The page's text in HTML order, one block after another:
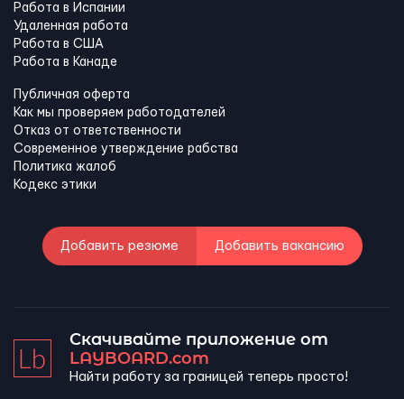
Работа в Испании
Удаленная работа
Работа в США
Работа в Канадe
Публичная оферта
Как мы проверяем работодателей
Отказ от ответственности
Современное утверждение рабства
Политика жалоб
Кодекс этики
Добавить резюме Добавить вакансию
Скачивайте приложение от
LAYBOARD.com
Найти работу за границей теперь просто!